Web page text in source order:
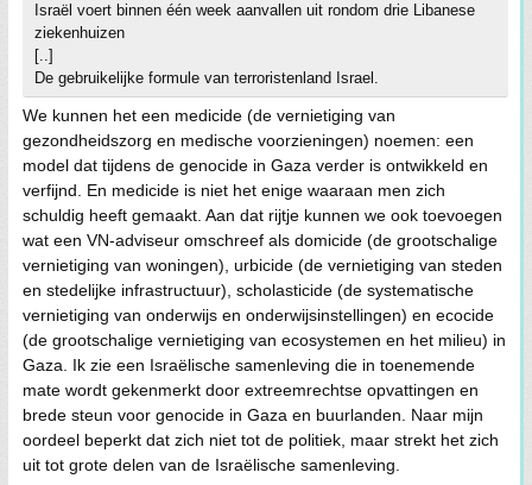
Israël voert binnen één week aanvallen uit rondom drie Libanese
ziekenhuizen
[..]
De gebruikelijke formule van terroristenland Israel.
We kunnen het een medicide (de vernietiging van
gezondheidszorg en medische voorzieningen) noemen: een
model dat tijdens de genocide in Gaza verder is ontwikkeld en
verfijnd. En medicide is niet het enige waaraan men zich
schuldig heeft gemaakt. Aan dat rijtje kunnen we ook toevoegen
wat een VN-adviseur omschreef als domicide (de grootschalige
vernietiging van woningen), urbicide (de vernietiging van steden
en stedelijke infrastructuur), scholasticide (de systematische
vernietiging van onderwijs en onderwijsinstellingen) en ecocide
(de grootschalige vernietiging van ecosystemen en het milieu) in
Gaza. Ik zie een Israëlische samenleving die in toenemende
mate wordt gekenmerkt door extreemrechtse opvattingen en
brede steun voor genocide in Gaza en buurlanden. Naar mijn
oordeel beperkt dat zich niet tot de politiek, maar strekt het zich
uit tot grote delen van de Israëlische samenleving.